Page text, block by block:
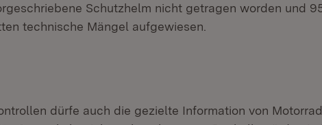
Schutzhelm nicht getragen worden und
technische Mängel aufgewiesen.
dürfe auch die gezielte Information von